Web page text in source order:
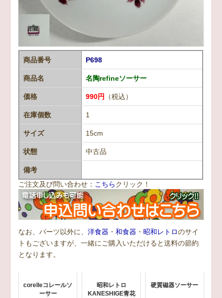
商品番号 P698
商品名 名陶refineソーサー
価格 990円 （税込）
在庫個数 1
サイズ 15cm
状態 中古品
備考
ご注文及び問い合わせ： こちらクリック！
なお、パーツ以外に、洋食器 ・和食器 ・ 昭和レトロのサイ
トもございますが、一緒にご購入いただけると送料の節約
となります。
corelleコレールソ
ーサー
昭和レトロ
KANESHIGE青花
硬質磁器ソーサー